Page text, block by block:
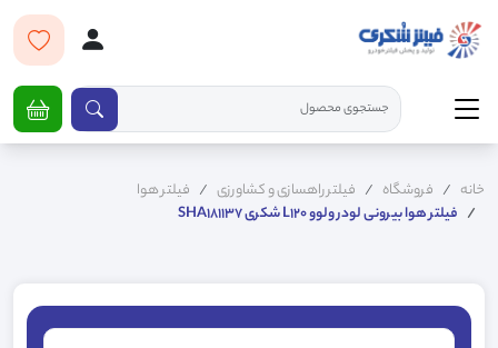
خانه فروشگاه فیلتر راهسازی و کشاورزی
فیلتر هوا
فیلتر هوا بیرونی لودر ولوو L120 شکری SHA181137